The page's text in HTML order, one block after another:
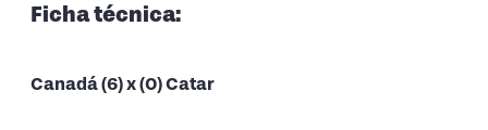
Ficha técnica:
Canadá (6) x (0) Catar